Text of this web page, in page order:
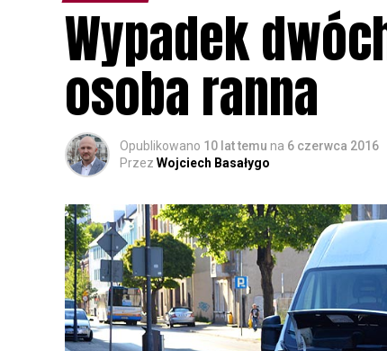
Wypadek
osoba ranna
Opublikowano 10 lat temu na 6 czerwca 2016
Przez Wojciech Basałygo